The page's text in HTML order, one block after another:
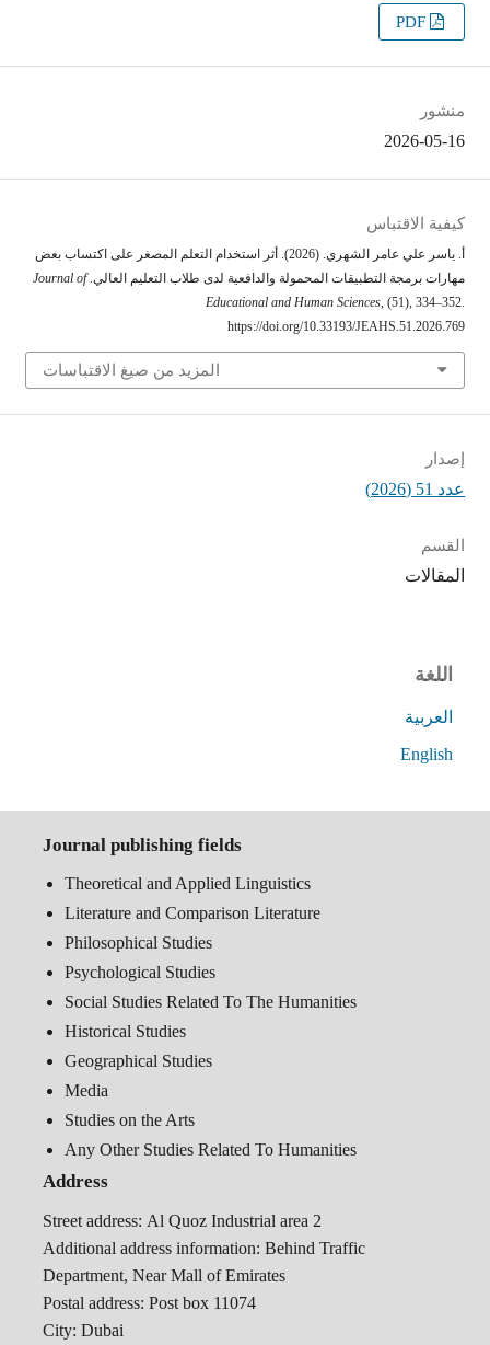
PDF
منشور
2026-05-16
كيفية الاقتباس
أ. ياسر علي عامر الشهري. (2026). أثر استخدام التعلم المصغر على اكتساب بعض
مهارات برمجة التطبيقات المحمولة والدافعية لدى طلاب التعليم العالي.Journal of
Educational and Human Sciences, (51), 334–352.
https://doi.org/10.33193/JEAHS.51.2026.769
المزيد من صيغ الاقتباسات
إصدار
عدد 51 (2026)
القسم
المقالات
اللغة
العربية
English
Journal publishing fields
Theoretical and Applied Linguistics
Literature and Comparison Literature
Philosophical Studies
Psychological Studies
Social Studies Related To The Humanities
Historical Studies
Geographical Studies
Media
Studies on the Arts
Any Other Studies Related To Humanities
Address
Street address: Al Quoz Industrial area 2
Additional address information: Behind Traffic
Department, Near Mall of Emirates
Postal address: Post box 11074
City: Dubai